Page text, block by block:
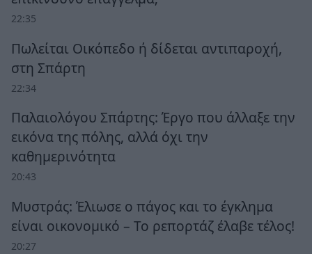
22:35
Πωλείται Οικόπεδο ή δίδεται αντιπαροχή,
στη Σπάρτη
22:34
Παλαιολόγου Σπάρτης: Έργο που άλλαξε την
εικόνα της πόλης, αλλά όχι την
καθημερινότητα
20:43
Μυστράς: Έλιωσε ο πάγος και το έγκλημα
είναι οικονομικό – Το ρεπορτάζ έλαβε τέλος!
20:27